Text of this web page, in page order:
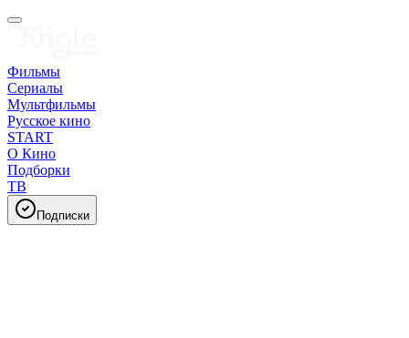
Фильмы
Сериалы
Мультфильмы
Русское кино
START
О Кино
Подборки
ТВ
Подписки